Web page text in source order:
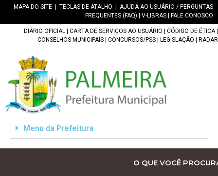
MAPA DO SITE TECLAS DE ATALHO
AJUDA AO USUÁRIO / PERGUNTAS
FREQUENTES (FAQ)
V-LIBRAS FALE CONOSCO
DIÁRIO OFICIAL CARTA DE SERVIÇOS AO USUÁRIO CÓDIGO DE ÉTICA|
CONSELHOS MUNICIPAIS
CONCURSOS/PSS LEGISLAÇÃO RADAR
Menu da Prefeitura
O QUE VOCÊ